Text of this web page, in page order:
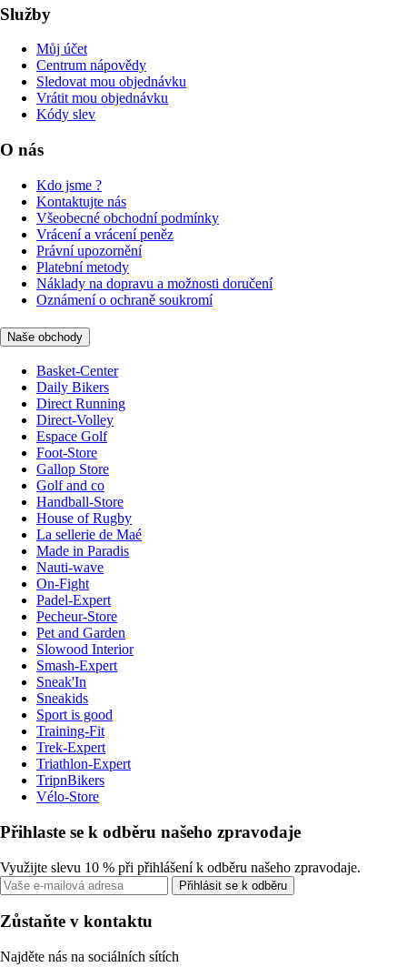
Služby
Můj účet
Centrum nápovědy
Sledovat mou objednávku
Vrátit mou objednávku
Kódy slev
O nás
Kdo jsme ?
Kontaktujte nás
Všeobecné obchodní podmínky
Vrácení a vrácení peněz
Právní upozornění
Platební metody
Náklady na dopravu a možnosti doručení
Oznámení o ochraně soukromí
Naše obchody
Basket-Center
Daily Bikers
Direct Running
Direct-Volley
Espace Golf
Foot-Store
Gallop Store
Golf and co
Handball-Store
House of Rugby
La sellerie de Maé
Made in Paradis
Nauti-wave
On-Fight
Padel-Expert
Pecheur-Store
Pet and Garden
Slowood Interior
Smash-Expert
Sneak'In
Sneakids
Sport is good
Training-Fit
Trek-Expert
Triathlon-Expert
TripnBikers
Vélo-Store
Přihlaste se k odběru našeho zpravodaje
Využijte slevu 10 % při přihlášení k odběru našeho zpravodaje.
Přihlásit se k odběru
Zůstaňte v kontaktu
Najděte nás na sociálních sítích